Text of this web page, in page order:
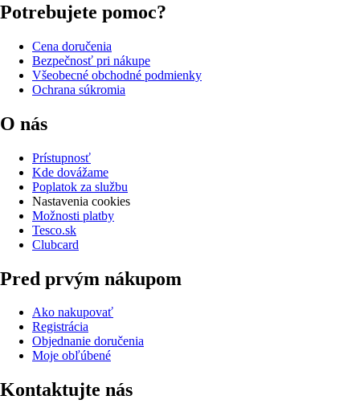
Potrebujete pomoc?
Cena doručenia
Bezpečnosť pri nákupe
Všeobecné obchodné podmienky
Ochrana súkromia
O nás
Prístupnosť
Kde dovážame
Poplatok za službu
Nastavenia cookies
Možnosti platby
Tesco.sk
Clubcard
Pred prvým nákupom
Ako nakupovať
Registrácia
Objednanie doručenia
Moje obľúbené
Kontaktujte nás